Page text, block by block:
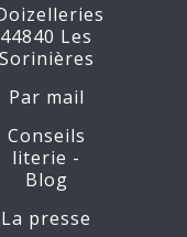
44840 Les
Sorinières
Par mail
Conseils
literie -
Blog
La presse